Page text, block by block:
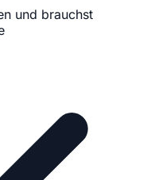
und brauchst